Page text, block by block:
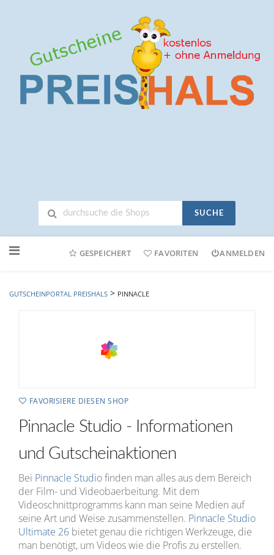
SUCHE
Online-
GESPEICHERT FAVORITEN ANMELDEN
GUTSCHEINPORTAL PREISHALS > PINNACLE
FAVORISIERE DIESEN SHOP
Pinnacle Studio - Informationen
und Gutscheinaktionen
Bei Pinnacle Studiofinden man alles aus dem Bereich
der Film- und Videobaerbeitung. Mit dem
Videoschnittprogramms kann man seine Medien auf
seine Art und Weise zusammenstellen. Pinnacle Studio
Ultimate 26 bietet genau die richtigen Werkzeuge, die
man benötigt, um Videos wie die Profis zu erstellen.